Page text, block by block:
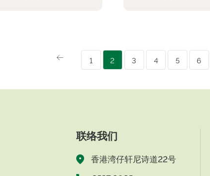
1 2 3 4 5 6
联络我们
香港湾仔轩尼诗道22号